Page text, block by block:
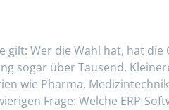
Wer die Wahl hat, hat die
sogar über Tausend.
wie Pharma,
Frage: Welche ERP-